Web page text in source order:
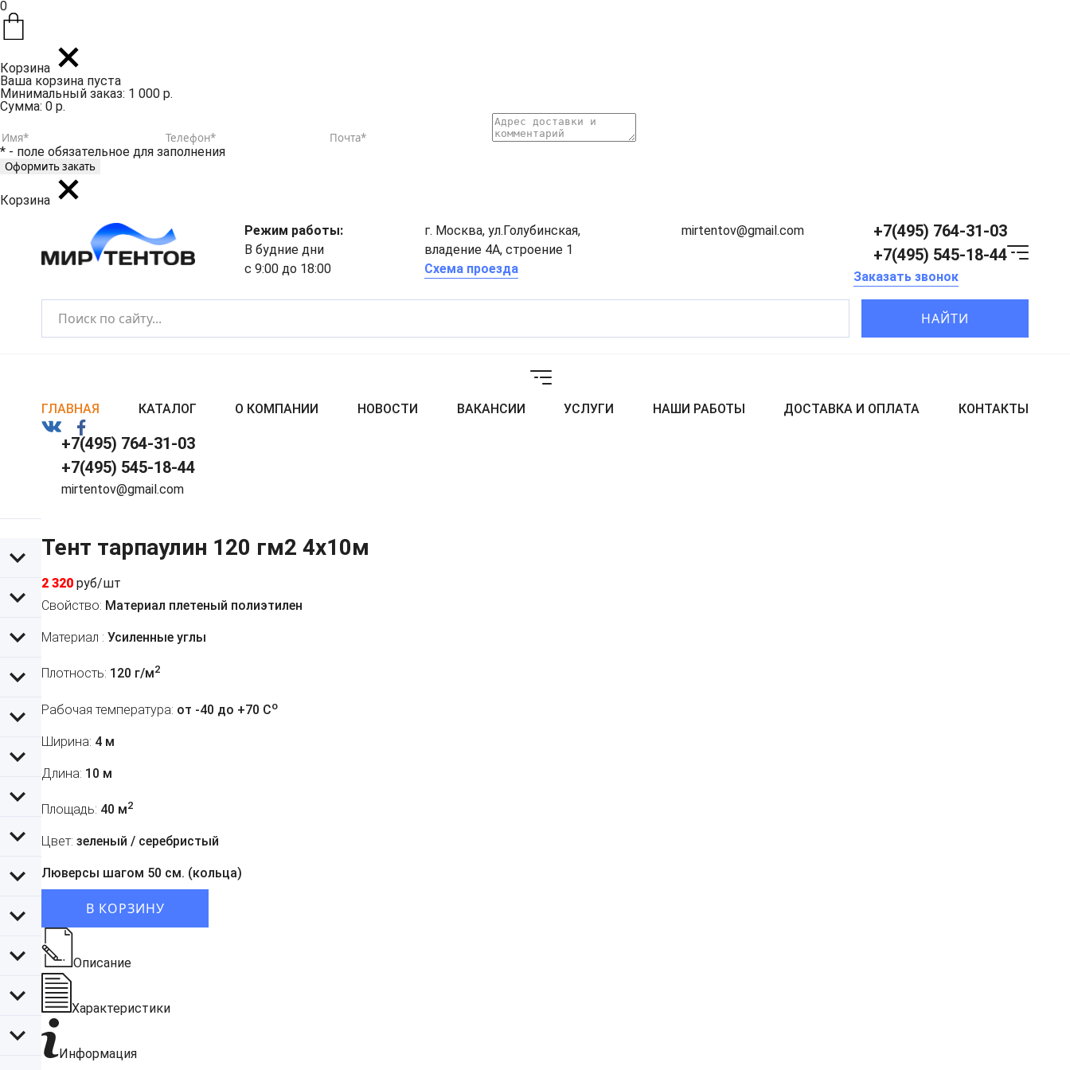
0
Корзина
Ваша корзина пуста
Минимальный заказ: 1 000 р.
Сумма: 0 р.
* - поле обязательное для заполнения
Корзина
Режим работы:
В будние дни
с 9:00 до 18:00
г. Москва, ул.Голубинская,
владение 4А, строение 1
Схема проезда
mirtentov@gmail.com
+7(495) 764-31-03
+7(495) 545-18-44
Заказать звонок
НАЙТИ
ГЛАВНАЯ КАТАЛОГ О КОМПАНИИ НОВОСТИ ВАКАНСИИ УСЛУГИ НАШИ РАБОТЫ ДОСТАВКА И ОПЛАТА КОНТАКТЫ
+7(495) 764-31-03
+7(495) 545-18-44
mirtentov@gmail.com
Тент тарпаулин 120 гм2 4x10м
2 320 руб/шт
Свойство: Материал плетеный полиэтилен
Материал : Усиленные углы
Плотность: 120 г/м2
Рабочая температура: от -40 до +70 Co
Ширина: 4 м
Длина: 10 м
Площадь: 40 м2
Цвет: зеленый / серебристый
Люверсы шагом 50 см. (кольца)
В КОРЗИНУ
Описание
Характеристики
Информация